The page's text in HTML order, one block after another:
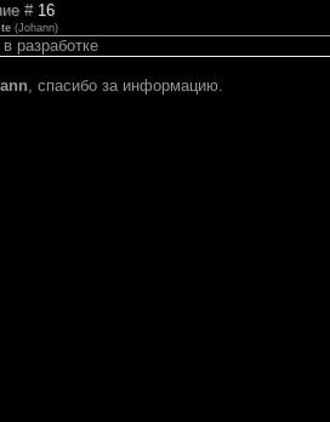
# 16
(Johann)
разработке
, спасибо за информацию.